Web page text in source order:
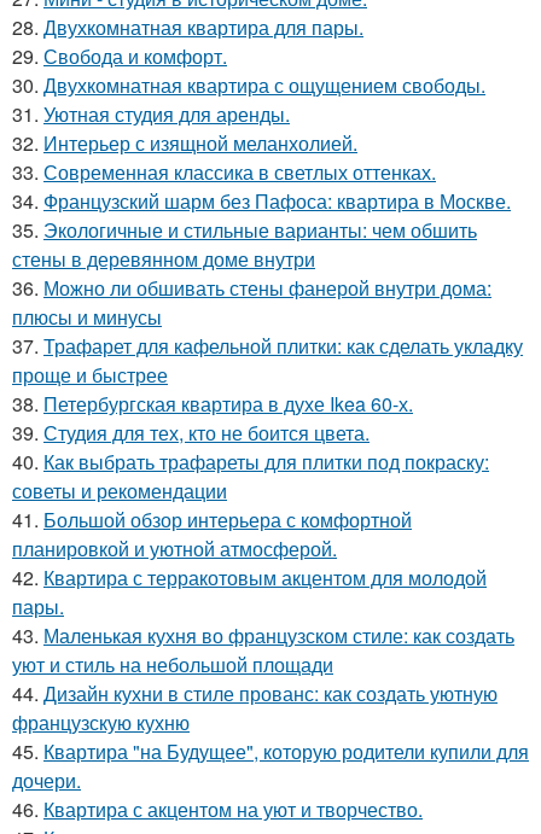
28. Двухкомнатная квартира для пары.
29. Свобода и комфорт.
30. Двухкомнатная квартира с ощущением свободы.
31. Уютная студия для аренды.
32. Интерьер с изящной меланхолией.
33. Современная классика в светлых оттенках.
34. Французский шарм без Пафоса: квартира в Москве.
35. Экологичные и стильные варианты: чем обшить
стены в деревянном доме внутри
36. Можно ли обшивать стены фанерой внутри дома:
плюсы и минусы
37. Трафарет для кафельной плитки: как сделать укладку
проще и быстрее
38. Петербургская квартира в духе Ikea 60-х.
39. Студия для тех, кто не боится цвета.
40. Как выбрать трафареты для плитки под покраску:
советы и рекомендации
41. Большой обзор интерьера с комфортной
планировкой и уютной атмосферой.
42. Квартира с терракотовым акцентом для молодой
пары.
43. Маленькая кухня во французском стиле: как создать
уют и стиль на небольшой площади
44. Дизайн кухни в стиле прованс: как создать уютную
французскую кухню
45. Квартира "на Будущее", которую родители купили для
дочери.
46. Квартира с акцентом на уют и творчество.